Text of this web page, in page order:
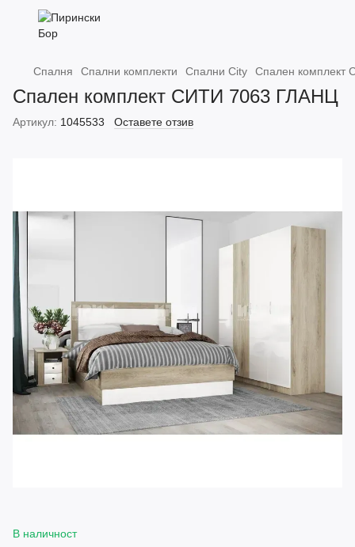
Спалня Спални комплекти Спални City Спален
Спален комплект СИТИ 7063 ГЛАНЦ
Артикул: 1045533 Оставете отзив
В наличност